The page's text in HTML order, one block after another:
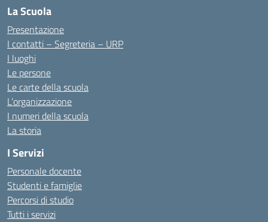
La Scuola
Presentazione
I contatti – Segreteria – URP
I luoghi
Le persone
Le carte della scuola
L’organizzazione
I numeri della scuola
La storia
I Servizi
Personale docente
Studenti e famiglie
Percorsi di studio
Tutti i servizi